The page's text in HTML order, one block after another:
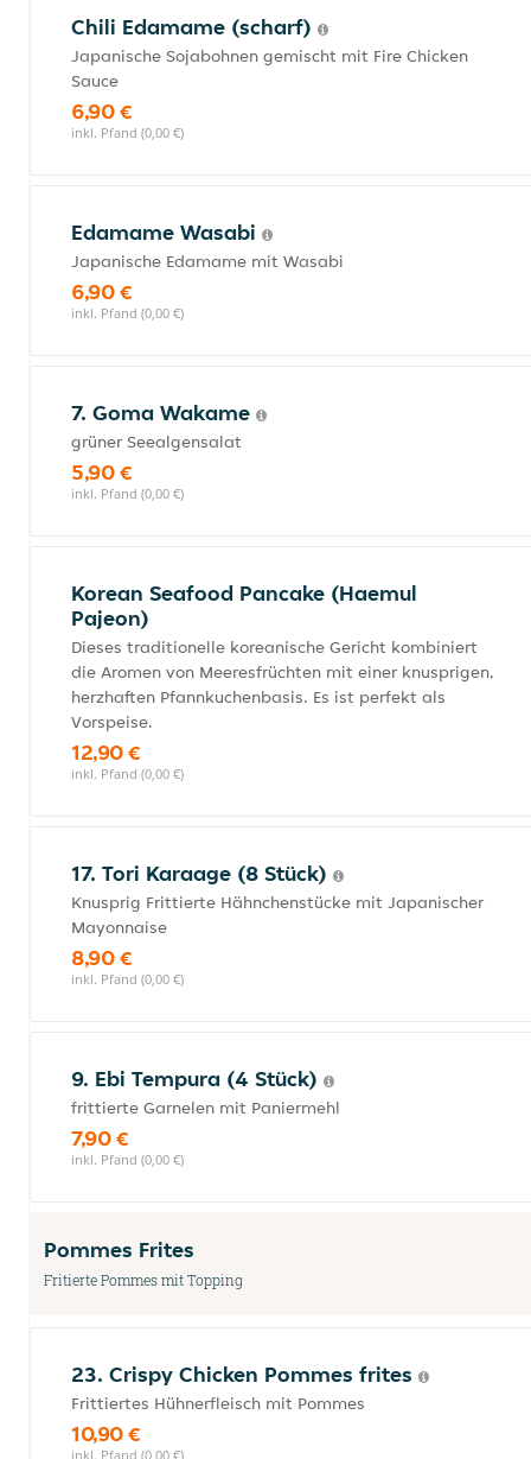
Chili Edamame (scharf)
Japanische Sojabohnen gemischt mit Fire Chicken
Sauce
6,90 €
inkl. Pfand (0,00 €)
Edamame Wasabi
Japanische Edamame mit Wasabi
6,90 €
inkl. Pfand (0,00 €)
7. Goma Wakame
grüner Seealgensalat
5,90 €
inkl. Pfand (0,00 €)
Korean Seafood Pancake (Haemul
Pajeon)
Dieses traditionelle koreanische Gericht kombiniert
die Aromen von Meeresfrüchten mit einer knusprigen,
herzhaften Pfannkuchenbasis. Es ist perfekt als
Vorspeise.
12,90 €
inkl. Pfand (0,00 €)
17. Tori Karaage (8 Stück)
Knusprig Frittierte Hähnchenstücke mit Japanischer
Mayonnaise
8,90 €
inkl. Pfand (0,00 €)
9. Ebi Tempura (4 Stück)
frittierte Garnelen mit Paniermehl
7,90 €
inkl. Pfand (0,00 €)
Pommes Frites
Fritierte Pommes mit Topping
23. Crispy Chicken Pommes frites
Frittiertes Hühnerfleisch mit Pommes
10,90 €
inkl. Pfand (0,00 €)